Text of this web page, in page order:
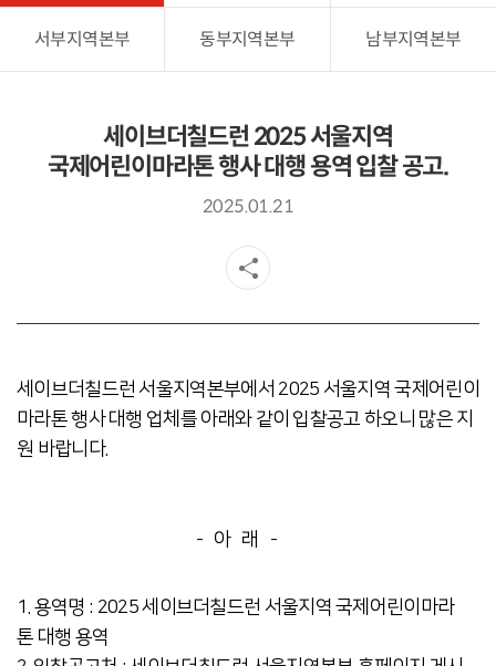
서부지역본부 동부지역본부 남부지역본부
세이브더칠드런 2025 서울지역
국제어린이마라톤 행사 대행 용역 입찰 공고.
2025.01.21
세이브더칠드런 서울지역본부에서 2025 서울지역 국제어린이
마라톤 행사 대행 업체를 아래와 같이 입찰공고 하오니 많은 지
원 바랍니다.
- 아 래 -
1. 용역명 : 2025 세이브더칠드런 서울지역국제어린이마라
톤 대행 용역